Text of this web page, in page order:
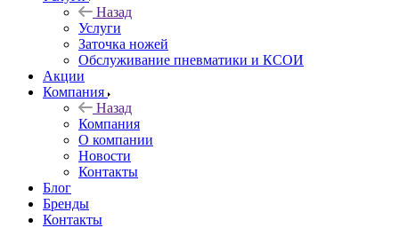
Назад
Услуги
Заточка ножей
Обслуживание пневматики и КСОИ
Акции
Компания
Назад
Компания
О компании
Новости
Контакты
Блог
Бренды
Контакты